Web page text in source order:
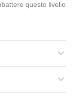
questo livello